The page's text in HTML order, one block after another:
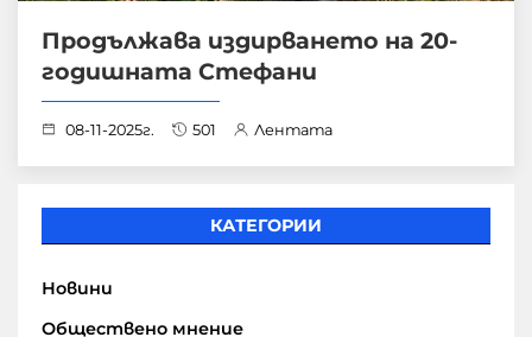
Продължава издирването на 20-
годишната Стефани
08-11-2025г. 501 Лентата
КАТЕГОРИИ
Новини
Обществено мнение